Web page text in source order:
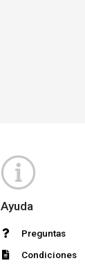
Ayuda
Preguntas
Condiciones